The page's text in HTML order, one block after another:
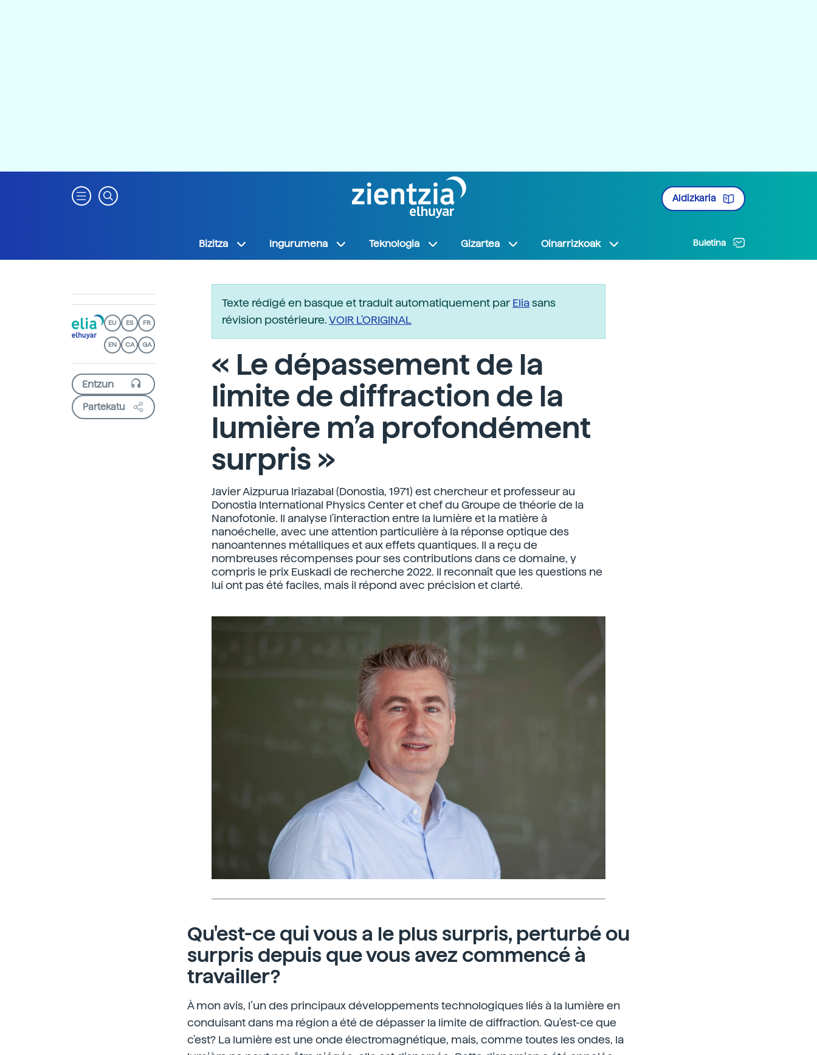
Aldizkaria
Bizitza Ingurumena Teknologia Gizartea Oinarrizkoak Buletina
EU ES FR
EN CA GA
Partekatu
Texte rédigé en basque et traduit automatiquement parEliasans
révision postérieure.VOIR L'ORIGINAL
« Le dépassement de la
limite de diffraction de la
lumière m’a profondément
surpris »
Javier Aizpurua Iriazabal (Donostia, 1971) est chercheur et professeur au
Donostia International Physics Center et chef du Groupe de théorie de la
Nanofotonie. Il analyse l'interaction entre la lumière et la matière à
nanoéchelle, avec une attention particulière à la réponse optique des
nanoantennes métalliques et aux effets quantiques. Il a reçu de
nombreuses récompenses pour ses contributions dans ce domaine, y
compris le prix Euskadi de recherche 2022. Il reconnaît que les questions ne
lui ont pas été faciles, mais il répond avec précision et clarté.
Qu'est-ce qui vous a le plus surpris, perturbé ou
surpris depuis que vous avez commencé à
travailler?
À mon avis, l’un des principaux développements technologiques liés à la lumière en
conduisant dans ma région a été de dépasser la limite de diffraction. Qu'est-ce que
c'est? La lumière est une onde électromagnétique, mais, comme toutes les ondes, la